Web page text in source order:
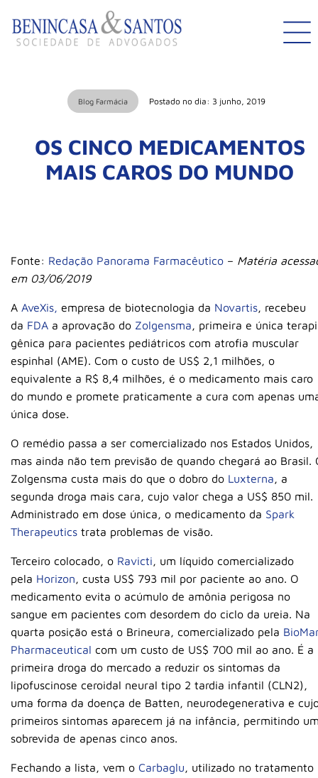
Blog Farmácia Postado no dia: 3 junho, 2019
OS CINCO MEDICAMENTOS
MAIS CAROS DO MUNDO
Fonte: Redação Panorama Farmacêutico – Matéria
em 03/06/2019
A AveXis, empresa de biotecnologia da Novartis, recebeu
da FDA a aprovação do Zolgensma, primeira e única
gênica para pacientes pediátricos com atrofia muscular
espinhal (AME). Com o custo de US$ 2,1 milhões, o
equivalente a R$ 8,4 milhões, é o medicamento mais caro
do mundo e promete praticamente a cura com apenas
única dose.
O remédio passa a ser comercializado nos Estados Unidos,
mas ainda não tem previsão de quando chegará ao Brasil.
Zolgensma custa mais do que o dobro do Luxterna, a
segunda droga mais cara, cujo valor chega a US$ 850 mil.
Administrado em dose única, o medicamento da Spark
Therapeutics trata problemas de visão.
Terceiro colocado, o Ravicti, um líquido comercializado
pela Horizon, custa US$ 793 mil por paciente ao ano. O
medicamento evita o acúmulo de amônia perigosa no
sangue em pacientes com desordem do ciclo da ureia. Na
quarta posição está o Brineura, comercializado pela
Pharmaceutical com um custo de US$ 700 mil ao ano. É a
primeira droga do mercado a reduzir os sintomas da
lipofuscinose ceroidal neural tipo 2 tardia infantil (CLN2),
uma forma da doença de Batten, neurodegenerativa e
primeiros sintomas aparecem já na infância, permitindo
sobrevida de apenas cinco anos.
Fechando a lista, vem o Carbaglu, utilizado no tratamento